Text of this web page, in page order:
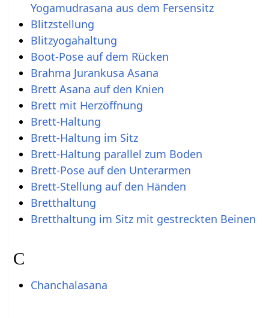
Yogamudrasana aus dem Fersensitz
Blitzstellung
Blitzyogahaltung
Boot-Pose auf dem Rücken
Brahma Jurankusa Asana
Brett Asana auf den Knien
Brett mit Herzöffnung
Brett-Haltung
Brett-Haltung im Sitz
Brett-Haltung parallel zum Boden
Brett-Pose auf den Unterarmen
Brett-Stellung auf den Händen
Bretthaltung
Bretthaltung im Sitz mit gestreckten Beinen
C
Chanchalasana